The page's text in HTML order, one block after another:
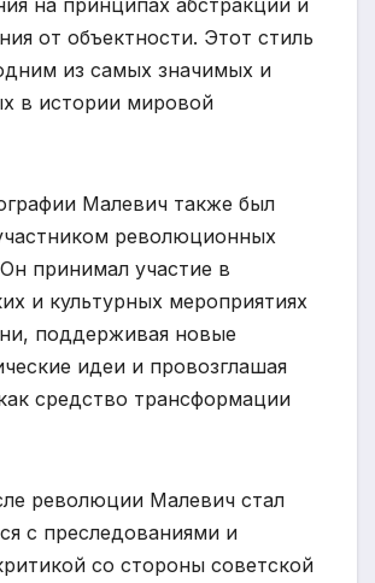
от объектности. Этот стиль
из самых значимых и
в истории мировой
Малевич также был
революционных
принимал участие в
и культурных мероприятиях
поддерживая новые
идеи и провозглашая
средство трансформации
революции Малевич стал
с преследованиями и
со стороны советской